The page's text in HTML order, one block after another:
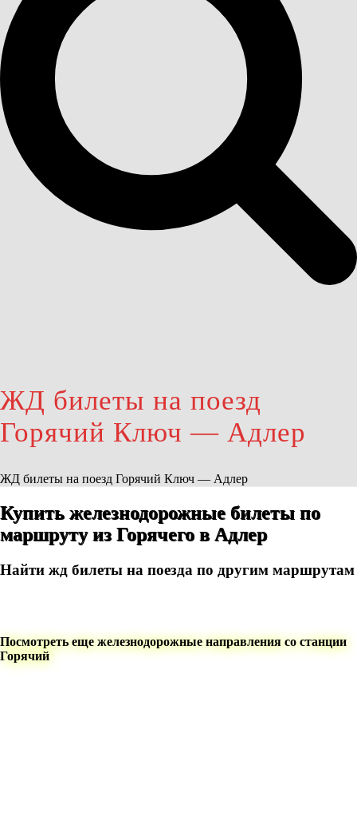
ЖД билеты на поезд
Горячий Ключ — Адлер
ЖД билеты на поезд Горячий Ключ — Адлер
Купить железнодорожные билеты по
маршруту из Горячего в Адлер
Найти жд билеты на поезда по другим маршрутам
Посмотреть еще железнодорожные направления со станции
Горячий